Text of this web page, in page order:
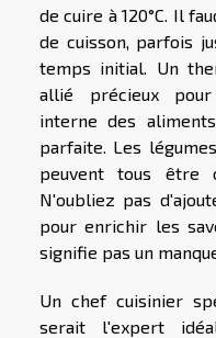
de cuire à 120°C. Il
de cuisson, parfois
temps initial. Un
allié précieux
interne des
parfaite. Les
peuvent tous être
N'oubliez pas
pour enrichir les
signifie pas un
Un chef cuisinier
serait l'expert